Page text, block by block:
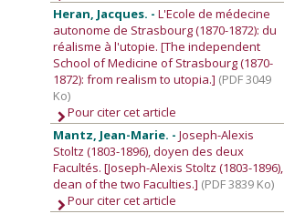
Heran, Jacques. -L'Ecole de médecine
autonome de Strasbourg (1870-1872): du
réalisme à l'utopie. [The independent
School of Medicine of Strasbourg (1870-
1872): from realism to utopia.] (PDF 3049
Ko)
Pour citer cet article
Mantz, Jean-Marie. -Joseph-Alexis
Stoltz (1803-1896), doyen des deux
Facultés. [Joseph-Alexis Stoltz (1803-1896),
dean of the two Faculties.] (PDF 3839 Ko)
Pour citer cet article